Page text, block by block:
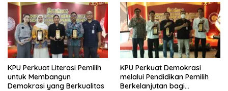
KPU Perkuat Literasi Pemilih
untuk Membangun
Demokrasi yang Berkualitas
KPU Perkuat Demokrasi
melalui Pendidikan Pemilih
Berkelanjutan bagi